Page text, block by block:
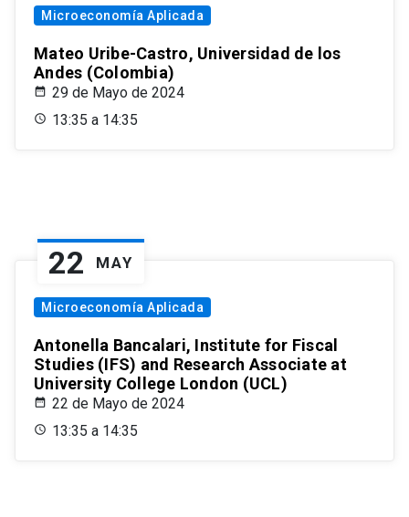
Microeconomía Aplicada
Mateo Uribe-Castro, Universidad de los
Andes (Colombia)
29 de Mayo de 2024
13:35 a 14:35
22 MAY
Microeconomía Aplicada
Antonella Bancalari, Institute for Fiscal
Studies (IFS) and Research Associate at
University College London (UCL)
22 de Mayo de 2024
13:35 a 14:35